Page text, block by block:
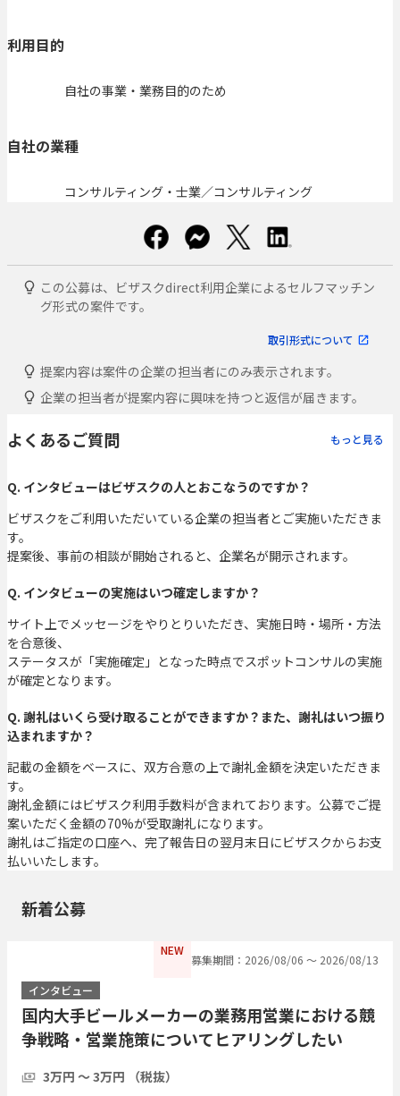
利用目的
自社の事業・業務目的のため
自社の業種
コンサルティング・士業／コンサルティング
この公募は、ビザスクdirect利用企業によるセルフマッチン
グ形式の案件です。
取引形式について
提案内容は案件の企業の担当者にのみ表示されます。
企業の担当者が提案内容に興味を持つと返信が届きます。
よくあるご質問 もっと見る
Q. インタビューはビザスクの人とおこなうのですか？
ビザスクをご利用いただいている企業の担当者とご実施いただきま
す。
提案後、事前の相談が開始されると、企業名が開示されます。
Q. インタビューの実施はいつ確定しますか？
サイト上でメッセージをやりとりいただき、実施日時・場所・方法
を合意後、
ステータスが「実施確定」となった時点でスポットコンサルの実施
が確定となります。
Q. 謝礼はいくら受け取ることができますか？また、謝礼はいつ振り
込まれますか？
記載の金額をベースに、双方合意の上で謝礼金額を決定いただきま
す。
謝礼金額にはビザスク利用手数料が含まれております。公募でご提
案いただく金額の70%が受取謝礼になります。
謝礼はご指定の口座へ、完了報告日の翌月末日にビザスクからお支
払いいたします。
新着公募
NEW
募集期間：2026/08/06 〜 2026/08/13
インタビュー
国内大手ビールメーカーの業務用営業における競
争戦略・営業施策についてヒアリングしたい
3万円 〜 3万円 （税抜）